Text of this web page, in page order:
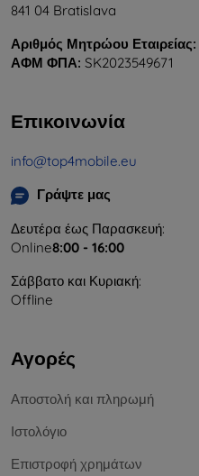
841 04 Bratislava
Αριθμός Μητρώου Εταιρείας:
ΑΦΜ ΦΠΑ: SK2023549671
Επικοινωνία
info@top4mobile.eu
Γράψτε μας
Δευτέρα έως Παρασκευή:
Online8:00 - 16:00
Σάββατο και Κυριακή:
Offline
Αγορές
Αποστολή και πληρωμή
Ιστολόγιο
Επιστροφή χρημάτων